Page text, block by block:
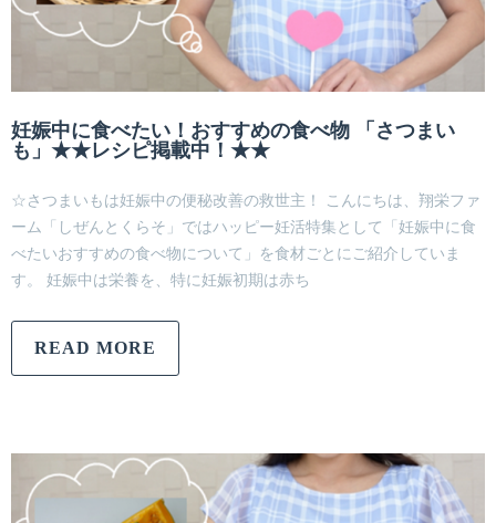
妊娠中に食べたい！おすすめの食べ物 「さつまい
も」★★レシピ掲載中！★★
☆さつまいもは妊娠中の便秘改善の救世主！ こんにちは、翔栄ファ
ーム「しぜんとくらそ」ではハッピー妊活特集として「妊娠中に食
べたいおすすめの食べ物について」を食材ごとにご紹介していま
す。 妊娠中は栄養を、特に妊娠初期は赤ち
READ MORE